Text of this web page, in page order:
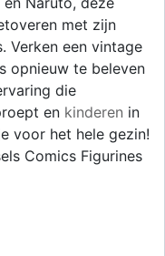
met zijn
Verken een vintage
opnieuw te beleven
die
en kinderen in
voor het hele gezin!
Comics Figurines